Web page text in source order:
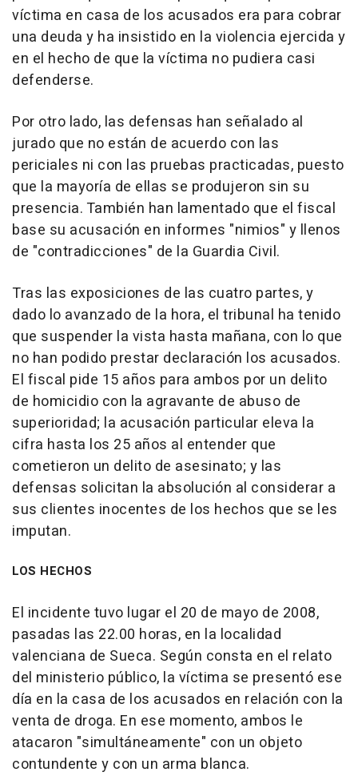
víctima en casa de los acusados era para cobrar
una deuda y ha insistido en la violencia ejercida y
en el hecho de que la víctima no pudiera casi
defenderse.
Por otro lado, las defensas han señalado al
jurado que no están de acuerdo con las
periciales ni con las pruebas practicadas, puesto
que la mayoría de ellas se produjeron sin su
presencia. También han lamentado que el fiscal
base su acusación en informes "nimios" y llenos
de "contradicciones" de la Guardia Civil.
Tras las exposiciones de las cuatro partes, y
dado lo avanzado de la hora, el tribunal ha tenido
que suspender la vista hasta mañana, con lo que
no han podido prestar declaración los acusados.
El fiscal pide 15 años para ambos por un delito
de homicidio con la agravante de abuso de
superioridad; la acusación particular eleva la
cifra hasta los 25 años al entender que
cometieron un delito de asesinato; y las
defensas solicitan la absolución al considerar a
sus clientes inocentes de los hechos que se les
imputan.
LOS HECHOS
El incidente tuvo lugar el 20 de mayo de 2008,
pasadas las 22.00 horas, en la localidad
valenciana de Sueca. Según consta en el relato
del ministerio público, la víctima se presentó ese
día en la casa de los acusados en relación con la
venta de droga. En ese momento, ambos le
atacaron "simultáneamente" con un objeto
contundente y con un arma blanca.